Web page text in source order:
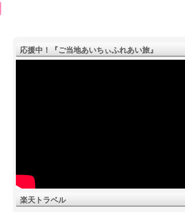
応援中！『ご­当地あいちぃふれあい旅』
楽天トラベル